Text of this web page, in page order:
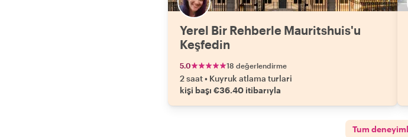
Yerel Bir Rehberle Mauritshuis'u
Keşfedin
5.0 18 değerlendirme
2 saat• Kuyruk atlama turlari
kişi başı €36.40 itibarıyla
Tum